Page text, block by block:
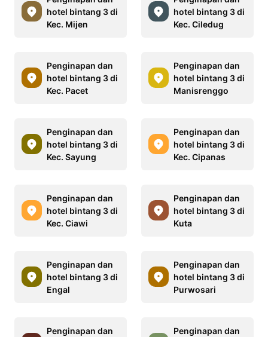
hotel bintang 3 di
Kec. Mijen
hotel bintang 3 di
Kec. Ciledug
Penginapan dan
hotel bintang 3 di
Kec. Pacet
Penginapan dan
hotel bintang 3 di
Manisrenggo
Penginapan dan
hotel bintang 3 di
Kec. Sayung
Penginapan dan
hotel bintang 3 di
Kec. Cipanas
Penginapan dan
hotel bintang 3 di
Kec. Ciawi
Penginapan dan
hotel bintang 3 di
Kuta
Penginapan dan
hotel bintang 3 di
Engal
Penginapan dan
hotel bintang 3 di
Purwosari
Penginapan dan
Penginapan dan